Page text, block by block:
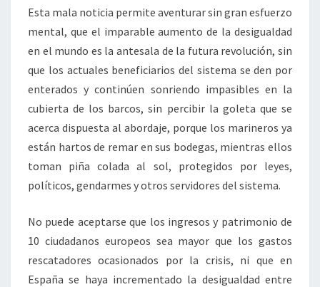
Esta mala noticia permite aventurar sin gran esfuerzo
mental, que el imparable aumento de la desigualdad
en el mundo es la antesala de la futura revolución, sin
que los actuales beneficiarios del sistema se den por
enterados y continúen sonriendo impasibles en la
cubierta de los barcos, sin percibir la goleta que se
acerca dispuesta al abordaje, porque los marineros ya
están hartos de remar en sus bodegas, mientras ellos
toman piña colada al sol, protegidos por leyes,
políticos, gendarmes y otros servidores del sistema.
No puede aceptarse que los ingresos y patrimonio de
10 ciudadanos europeos sea mayor que los gastos
rescatadores ocasionados por la crisis, ni que en
España se haya incrementado la desigualdad entre